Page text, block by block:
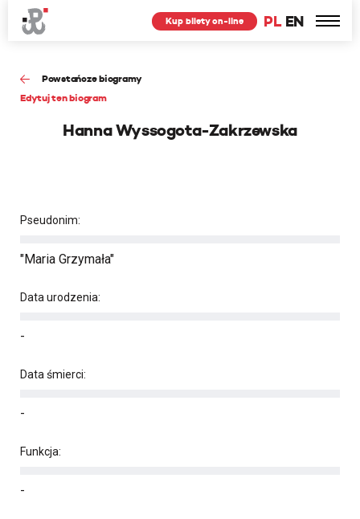
PL EN
Kup bilety on-line
Powstańcze biogramy
Edytuj ten biogram
Hanna Wyssogota-Zakrzewska
Pseudonim:
"Maria Grzymała"
Data urodzenia:
-
Data śmierci:
-
Funkcja:
-